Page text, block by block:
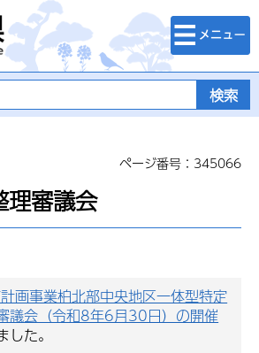
千葉県
検索・メニュ
ー
ページ番号：345066
理審議会
画事業柏北部中央地区一体型特定
議会（令和8年6月30日）の開催
した。